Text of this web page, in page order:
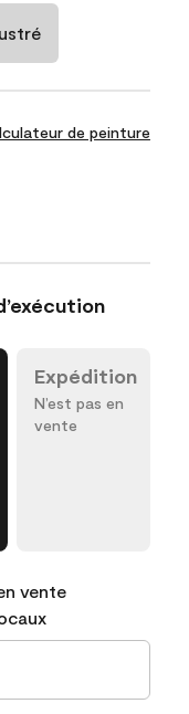
de peinture
Expédition
N’est pas en
vente
vente